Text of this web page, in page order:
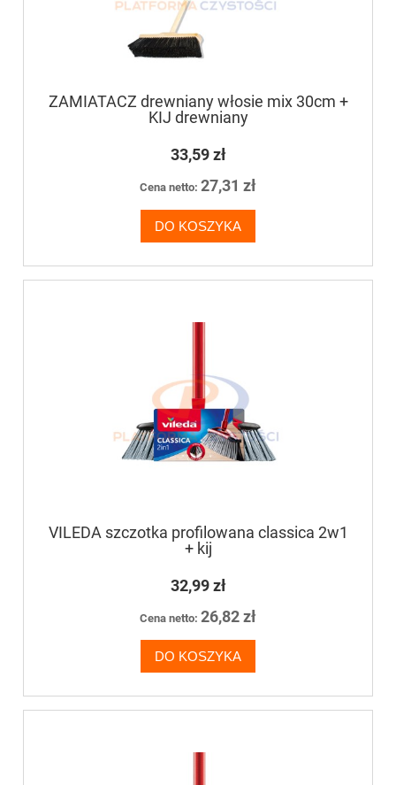
ZAMIATACZ drewniany włosie mix 30cm +
KIJ drewniany
33,59 zł
Cena netto: 27,31 zł
DO KOSZYKA
VILEDA szczotka profilowana classica 2w1
+ kij
32,99 zł
Cena netto: 26,82 zł
DO KOSZYKA